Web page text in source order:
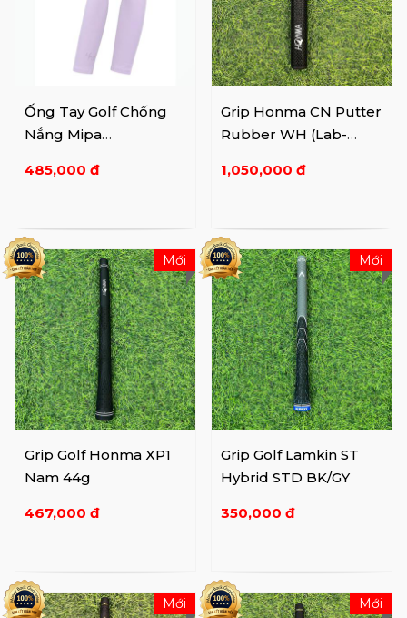
Ống Tay Golf Chống
Nắng Mipa
485,000 đ
Grip Honma CN Putter
Rubber WH (Lab-
1,050,000 đ
Grip Golf Honma XP1
Nam 44g
467,000 đ
Mới
Grip Golf Lamkin ST
Hybrid STD BK/GY
350,000 đ
Mới
Mới Mới